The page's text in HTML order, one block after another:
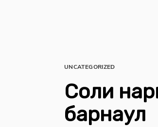
UNCATEGORIZED
Соли
барнаул